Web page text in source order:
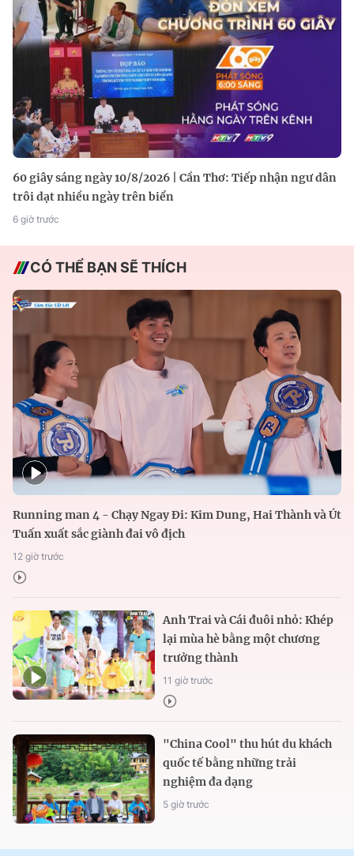
60 giây sáng ngày 10/8/2026 | Cần Thơ: Tiếp nhận ngư dân
trôi dạt nhiều ngày trên biển
6 giờ trước
CÓ THỂ BẠN SẼ THÍCH
Running man 4 - Chạy Ngay Đi: Kim Dung, Hai Thành và Út
Tuấn xuất sắc giành đai vô địch
12 giờ trước
Anh Trai và Cái đuôi nhỏ: Khép
lại mùa hè bằng một chương
trưởng thành
11 giờ trước
"China Cool" thu hút du khách
quốc tế bằng những trải
nghiệm đa dạng
5 giờ trước